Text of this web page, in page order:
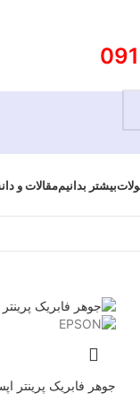
بیشتر بدانیممقالات و
جوهر فابریک پرینتر